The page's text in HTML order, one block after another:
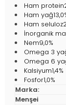
Ham
Ham
Ham
İnorganik
Nem9,0%
Omega 3
Omega 6
Kalsiyum1,4%
Fosfor1,0%
Marka:
Menşei